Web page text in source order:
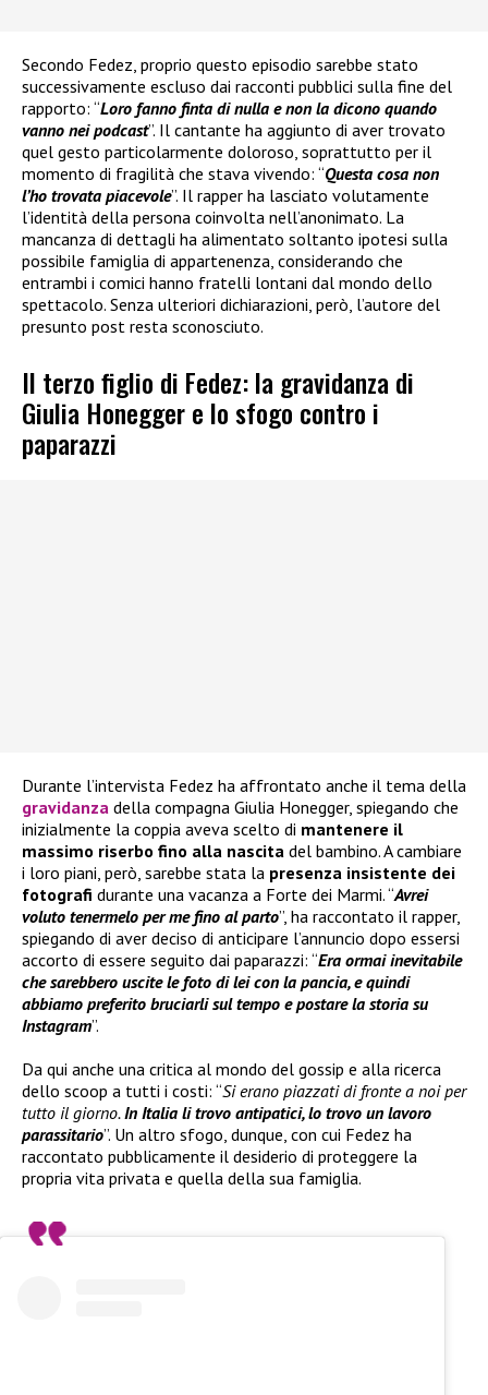
Secondo Fedez, proprio questo episodio sarebbe stato
successivamente escluso dai racconti pubblici sulla fine del
rapporto: “Loro fanno finta di nulla e non la dicono quando
vanno nei podcast”. Il cantante ha aggiunto di aver trovato
quel gesto particolarmente doloroso, soprattutto per il
momento di fragilità che stava vivendo: “Questa cosa non
l’ho trovata piacevole”. Il rapper ha lasciato volutamente
l’identità della persona coinvolta nell’anonimato. La
mancanza di dettagli ha alimentato soltanto ipotesi sulla
possibile famiglia di appartenenza, considerando che
entrambi i comici hanno fratelli lontani dal mondo dello
spettacolo. Senza ulteriori dichiarazioni, però, l’autore del
presunto post resta sconosciuto.
Il terzo figlio di Fedez: la gravidanza di
Giulia Honegger e lo sfogo contro i
paparazzi
Durante l’intervista Fedez ha affrontato anche il tema della
gravidanza della compagna Giulia Honegger, spiegando che
inizialmente la coppia aveva scelto di mantenere il
massimo riserbo fino alla nascita del bambino. A cambiare
i loro piani, però, sarebbe stata la presenza insistente dei
fotografi durante una vacanza a Forte dei Marmi. “Avrei
voluto tenermelo per me fino al parto”, ha raccontato il rapper,
spiegando di aver deciso di anticipare l’annuncio dopo essersi
accorto di essere seguito dai paparazzi: “Era ormai inevitabile
che sarebbero uscite le foto di lei con la pancia, e quindi
abbiamo preferito bruciarli sul tempo e postare la storia su
Instagram”.
Da qui anche una critica al mondo del gossip e alla ricerca
dello scoop a tutti i costi: “Si erano piazzati di fronte a noi per
tutto il giorno.In Italia li trovo antipatici, lo trovo un lavoro
parassitario”. Un altro sfogo, dunque, con cui Fedez ha
raccontato pubblicamente il desiderio di proteggere la
propria vita privata e quella della sua famiglia.